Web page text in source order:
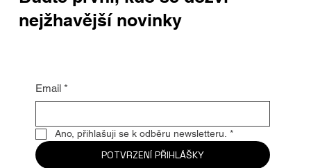
nejžhavější novinky
Email *
Ano, přihlašuji se k odběru newsletteru. *
POTVRZENÍ PŘIHLÁŠKY